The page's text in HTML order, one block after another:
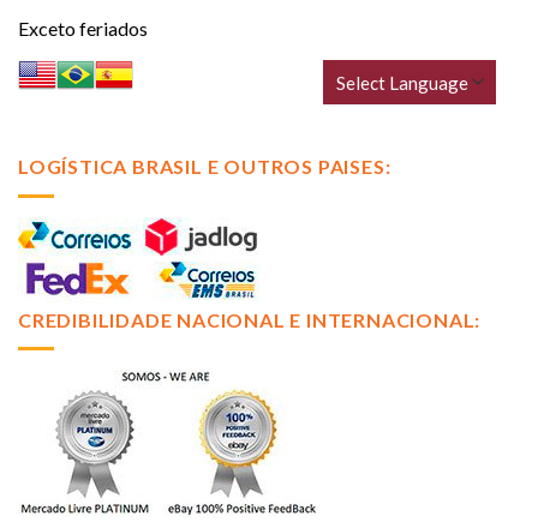
Exceto feriados
LOGÍSTICA BRASIL E OUTROS PAISES:
CREDIBILIDADE NACIONAL E INTERNACIONAL: